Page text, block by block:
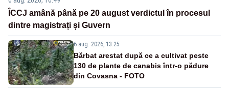
ÎCCJ amână până pe 20 august verdictul în procesul
dintre magistrați și Guvern
6 aug. 2026, 13:25
Bărbat arestat după ce a cultivat peste
130 de plante de canabis într-o pădure
din Covasna - FOTO